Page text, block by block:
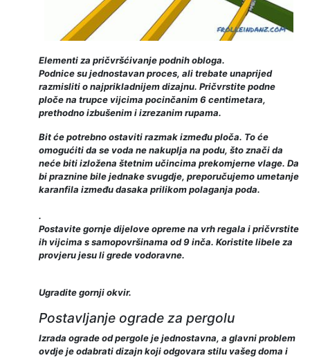
Elementi za pričvršćivanje podnih obloga.
Podnice su jednostavan proces, ali trebate unaprijed
razmisliti o najprikladnijem dizajnu. Pričvrstite podne
ploče na trupce vijcima pocinčanim 6 centimetara,
prethodno izbušenim i izrezanim rupama.
Bit će potrebno ostaviti razmak između ploča. To će
omogućiti da se voda ne nakuplja na podu, što znači da
neće biti izložena štetnim učincima prekomjerne vlage. Da
bi praznine bile jednake svugdje, preporučujemo umetanje
karanfila između dasaka prilikom polaganja poda.
.
Postavite gornje dijelove opreme na vrh regala i pričvrstite
ih vijcima s samopovršinama od 9 inča. Koristite libele za
provjeru jesu li grede vodoravne.
Ugradite gornji okvir.
Postavljanje ograde za pergolu
Izrada ograde od pergole je jednostavna, a glavni problem
ovdje je odabrati dizajn koji odgovara stilu vašeg doma i